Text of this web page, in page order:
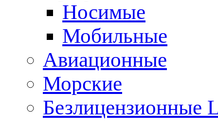
Носимые
Мобильные
Авиационные
Морские
Безлицензионные